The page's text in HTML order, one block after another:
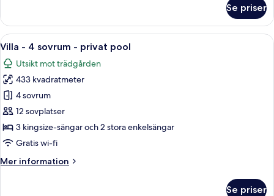
-
sovrum
Se priser
Öppna
alla
foton
för
Villa
-
4
sovrum
privat
Ett modernt hus i två våningar med
18
Villa - 4 sovrum - privat pool
Utsikt mot trädgården
433 kvadratmeter
4 sovrum
12 sovplatser
3 kingsize-sängar och 2 stora enkelsängar
Gratis wi-fi
Mer information
Mer
Se priser